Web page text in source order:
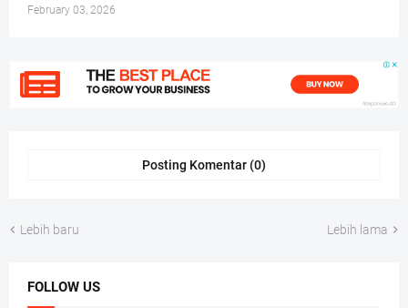
February 03, 2026
Posting Komentar (0)
Lebih baru Lebih lama
FOLLOW US